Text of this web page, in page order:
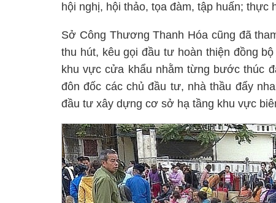
hội nghị, hội thảo, tọa đàm, tập huấn; thực
Sở Công Thương Thanh Hóa cũng đã
thu hút, kêu gọi đầu tư hoàn thiện đồng
khu vực cửa khẩu nhằm từng bước thúc
đôn đốc các chủ đầu tư, nhà thầu đẩy
đầu tư xây dựng cơ sở hạ tầng khu vực